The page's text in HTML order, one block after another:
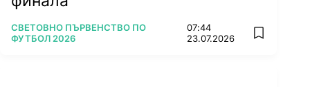
ПОВЕЧЕ ОТ
СВЕТОВНО ПЪРВЕНСТВО ПО
ФУТБОЛ 2026
07:44
23.07.2026
add